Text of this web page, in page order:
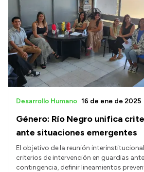
Género: Río Negro unifica
ante situaciones emergentes
Desarrollo Humano 16 de ene de 2025
El objetivo de la reunión
criterios de intervención en guardias
contingencia, definir lineamientos